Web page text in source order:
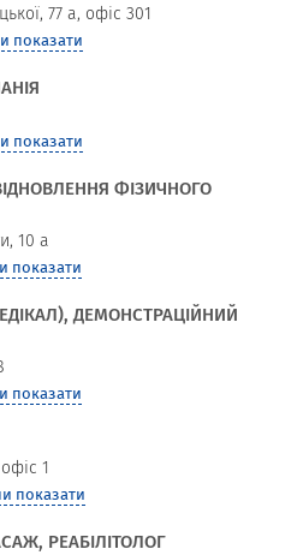
77 а, офіс 301
показати
показати
ФІЗИЧНОГО
10 а
показати
ДЕМОНСТРАЦІЙНИЙ
показати
1
показати
РЕАБІЛІТОЛОГ